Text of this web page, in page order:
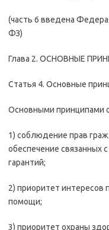
(часть 6 введена
ФЗ)
Глава 2. ОСНОВНЫЕ
Статья 4. Основные
Основными принципами
1) соблюдение прав
обеспечение связанных
гарантий;
2) приоритет интересов
помощи;
3) приоритет охраны